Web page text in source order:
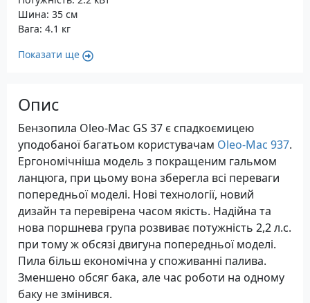
Шина: 35 см
Вага: 4.1 кг
Показати ще
Опис
Бензопила Oleo-Mac GS 37 є спадкоємицею
уподобаної багатьом користувачам Oleo-Mac 937.
Ергономічніша модель з покращеним гальмом
ланцюга, при цьому вона зберегла всі переваги
попередньої моделі. Нові технології, новий
дизайн та перевірена часом якість. Надійна та
нова поршнева група розвиває потужність 2,2 л.с.
при тому ж обсязі двигуна попередньої моделі.
Пила більш економічна у споживанні палива.
Зменшено обсяг бака, але час роботи на одному
баку не змінився.